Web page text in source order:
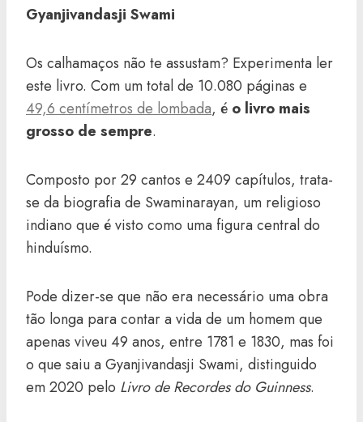
Gyanjivandasji Swami
Os calhamaços não te assustam? Experimenta ler
este livro. Com um total de 10.080 páginas e
49,6 centímetros de lombada, é o livro mais
grosso de sempre.
Composto por 29 cantos e 2409 capítulos, trata-
se da biografia de Swaminarayan, um religioso
indiano que é visto como uma figura central do
hinduísmo.
Pode dizer-se que não era necessário uma obra
tão longa para contar a vida de um homem que
apenas viveu 49 anos, entre 1781 e 1830, mas foi
o que saiu a Gyanjivandasji Swami, distinguido
em 2020 pelo Livro de Recordes do Guinness.